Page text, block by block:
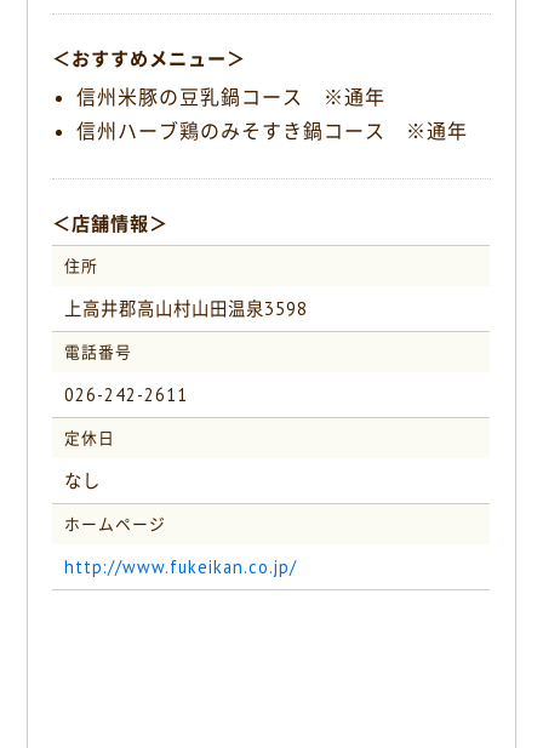
＜おすすめメニュー＞
信州米豚の豆乳鍋コース ※通年
信州ハーブ鶏のみそすき鍋コース ※通年
＜店舗情報＞
住所
上高井郡高山村山田温泉3598
電話番号
026-242-2611
定休日
なし
ホームページ
http://www.fukeikan.co.jp/